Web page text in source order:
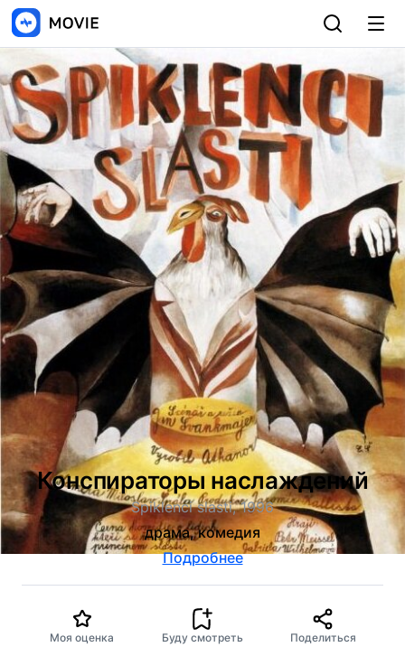
Конспираторы наслаждений
Spiklenci slasti, 1996
драма, комедия
Подробнее
Моя оценка Буду смотреть Поделиться